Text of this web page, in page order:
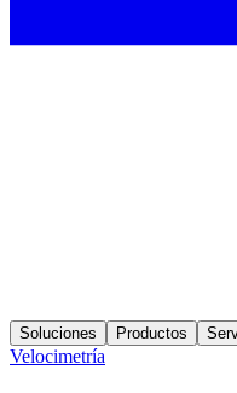
Soluciones Productos
Velocimetría